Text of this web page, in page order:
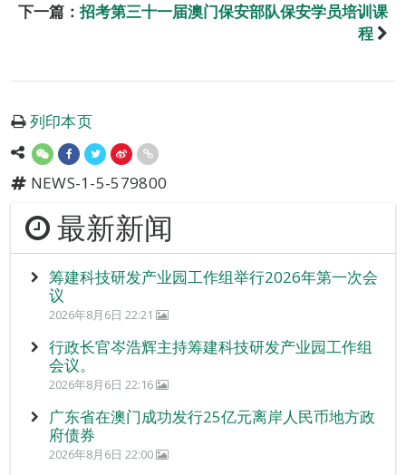
下一篇： 招考第三十一届澳门保安部队保安学员培训课
程
列印本页
NEWS-1-5-579800
最新新闻
筹建科技研发产业园工作组举行2026年第一次会
议
2026年8月6日 22:21
行政长官岑浩辉主持筹建科技研发产业园工作组
会议。
2026年8月6日 22:16
广东省在澳门成功发行25亿元离岸人民币地方政
府债券
2026年8月6日 22:00